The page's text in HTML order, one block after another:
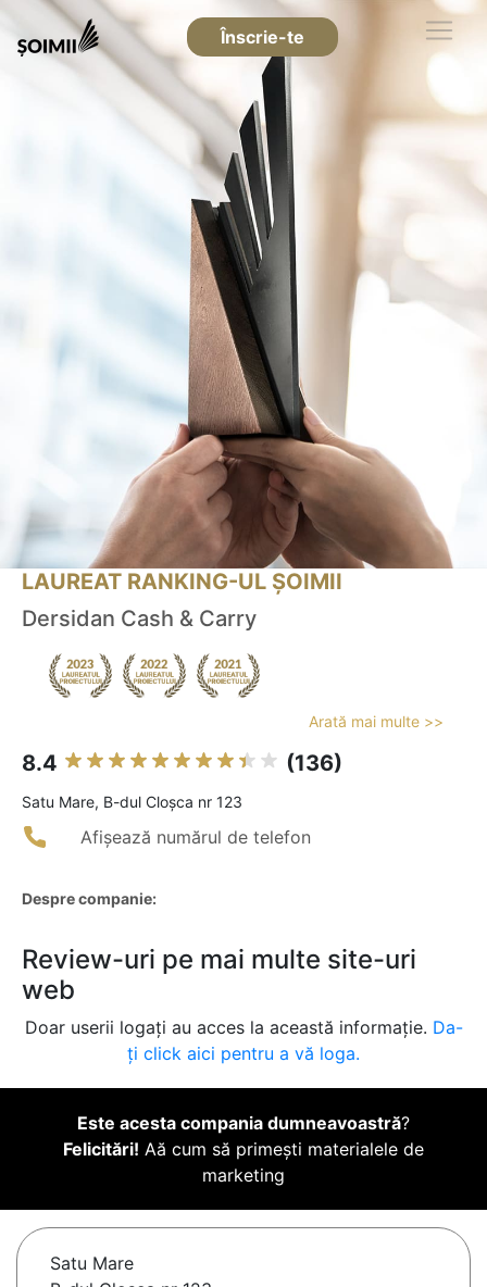
Înscrie-te
LAUREAT RANKING-UL ȘOIMII
Dersidan Cash & Carry
Arată mai multe >>
8.4 (136)
Satu Mare, B-dul Cloșca nr 123
Afișează numărul de telefon
Despre companie:
Review-uri pe mai multe site-uri
web
Doar userii logați au acces la această informație. Da-
ți click aici pentru a vă loga.
Este acesta compania dumneavoastră?
Felicitări! Aă cum să primești materialele de
marketing
Satu Mare